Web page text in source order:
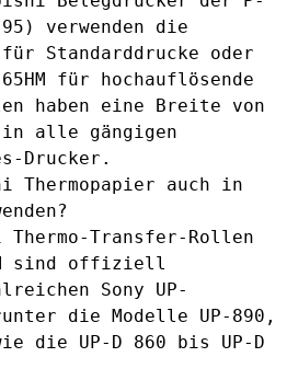
verwenden die
für Standarddrucke oder
für hochauflösende
haben eine Breite von
in alle gängigen
Drucker.
Thermopapier auch in
Transfer-Rollen
sind offiziell
Sony UP-
die Modelle UP-890,
die UP-D 860 bis UP-D